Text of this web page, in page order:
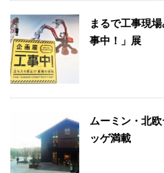
まるで工事現
事中！」展
ムーミン・北
ッゲ満載